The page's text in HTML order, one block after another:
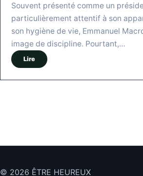
Souvent présenté comme un
particulièrement attentif à son
son hygiène de vie, Emmanuel
image de discipline. Pourtant,…
Lire
© 2026 ÊTRE HEUREUX